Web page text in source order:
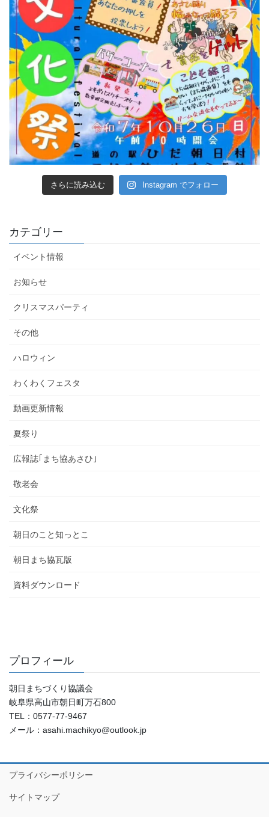
さらに読み込む Instagram でフォロー
カテゴリー
イベント情報
お知らせ
クリスマスパーティ
その他
ハロウィン
わくわくフェスタ
動画更新情報
夏祭り
広報誌｢まち協あさひ｣
敬老会
文化祭
朝日のこと知っとこ
朝日まち協瓦版
資料ダウンロード
プロフィール
朝日まちづくり協議会
岐阜県高山市朝日町万石800
TEL：0577-77-9467
メール：asahi.machikyo@outlook.jp
プライバシーポリシー
サイトマップ